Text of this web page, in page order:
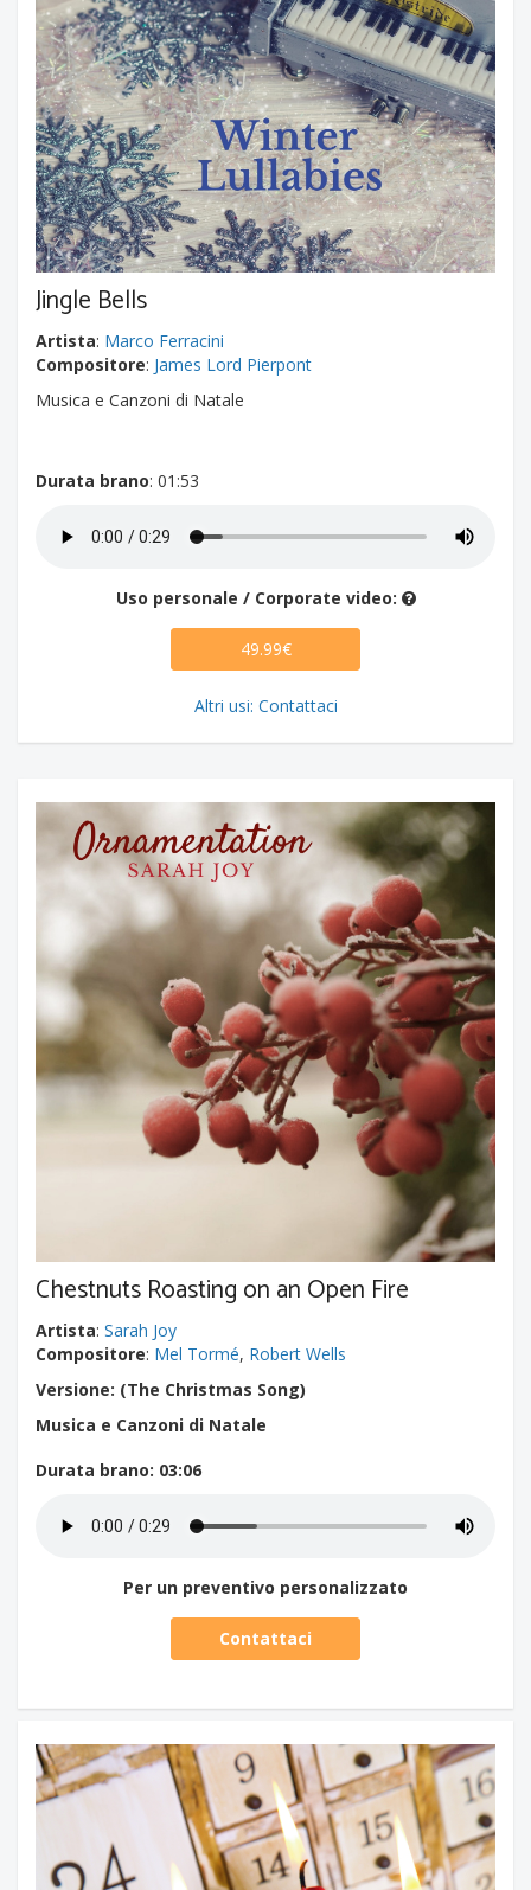
Jingle Bells
Artista: Marco Ferracini
Compositore: James Lord Pierpont
Musica e Canzoni di Natale
Durata brano: 01:53
Uso personale / Corporate video:
49.99€
Altri usi: Contattaci
Chestnuts Roasting on an Open Fire
Artista: Sarah Joy
Compositore: Mel Tormé, Robert Wells
Versione: (The Christmas Song)
Musica e Canzoni di Natale
Durata brano: 03:06
Per un preventivo personalizzato
Contattaci